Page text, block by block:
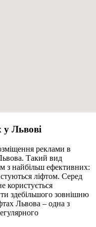
у Львові
реклами в
Такий вид
з найбільш ефективних:
ліфтом. Серед
користується
здебільшого зовнішню
Львова – одна з